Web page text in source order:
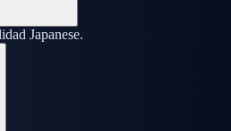
Japanese.